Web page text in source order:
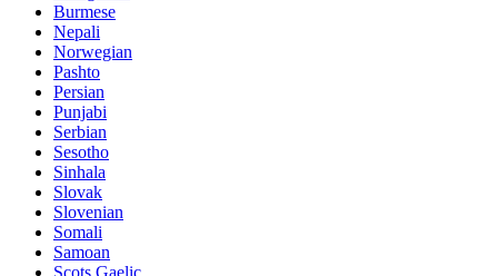
Burmese
Nepali
Norwegian
Pashto
Persian
Punjabi
Serbian
Sesotho
Sinhala
Slovak
Slovenian
Somali
Samoan
Scots Gaelic